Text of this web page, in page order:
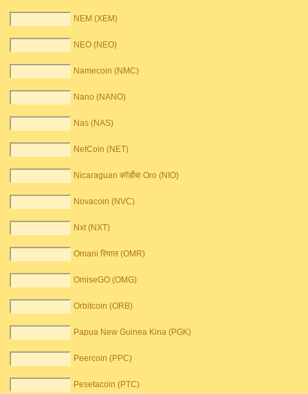
NEM (XEM)
NEO (NEO)
Namecoin (NMC)
Nano (NANO)
Nas (NAS)
NetCoin (NET)
Nicaraguan कॉर्डोबा Oro (NIO)
Novacoin (NVC)
Nxt (NXT)
Omani रियाल (OMR)
OmiseGO (OMG)
Orbitcoin (ORB)
Papua New Guinea Kina (PGK)
Peercoin (PPC)
Pesetacoin (PTC)